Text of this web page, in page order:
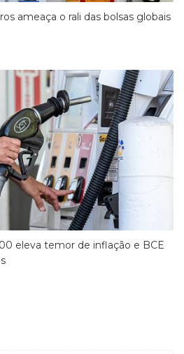
ameaça o rali das bolsas globais
eleva temor de inflação e BCE